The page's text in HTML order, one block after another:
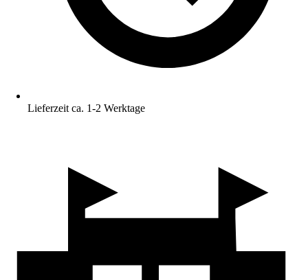
Lieferzeit ca. 1-2 Werktage